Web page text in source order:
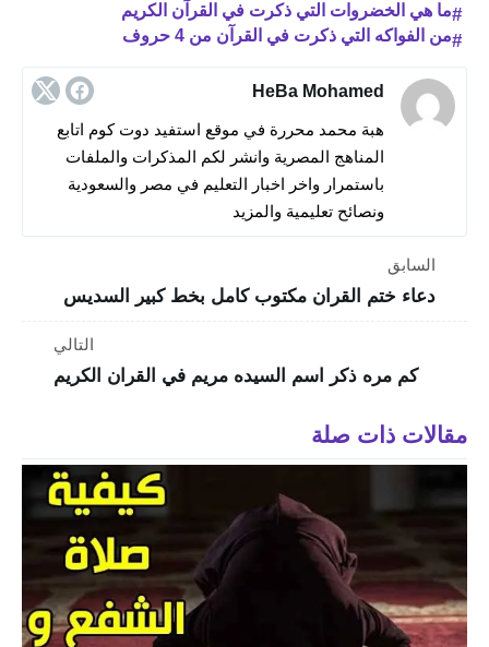
ما هي الخضروات التي ذكرت في القرآن الكريم
من الفواكه التي ذكرت في القرآن من 4 حروف
HeBa Mohamed
هبة محمد محررة في موقع استفيد دوت كوم اتابع
المناهج المصرية وانشر لكم المذكرات والملفات
باستمرار واخر اخبار التعليم في مصر والسعودية
ونصائح تعليمية والمزيد
السابق
دعاء ختم القران مكتوب كامل بخط كبير السديس
التالي
كم مره ذكر اسم السيده مريم في القران الكريم
مقالات ذات صلة